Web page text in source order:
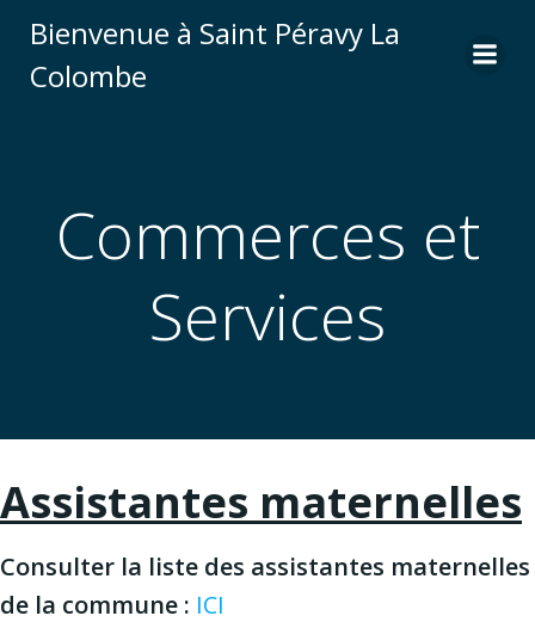
au
Bienvenue à Saint Péravy La
Colombe
Commerces et
Services
Assistantes maternelles
Consulter la liste des assistantes maternelles
de la commune : ICI